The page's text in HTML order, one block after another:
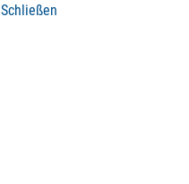
Schließen